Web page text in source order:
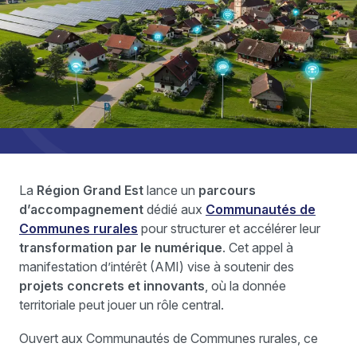
La Région Grand Est lance un parcours
d’accompagnement dédié aux Communautés de
Communes rurales pour structurer et accélérer leur
transformation par le numérique. Cet appel à
manifestation d’intérêt (AMI) vise à soutenir des
projets concrets et innovants , où la donnée
territoriale peut jouer un rôle central.
Ouvert aux Communautés de Communes rurales, ce